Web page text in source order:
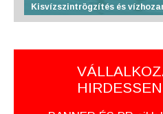
Kisvízszintrögzítés és